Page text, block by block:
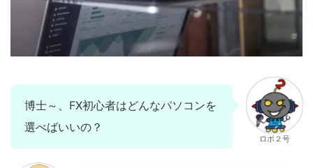
博士～、FX初心者はどんなパソコンを
選べばいいの？
ロボ２号